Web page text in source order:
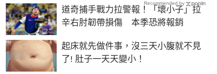
道奇捕手戰力拉警報！「壞小子」拉
辛右肘韌帶損傷 本季恐將報銷
起床就先做件事，沒三天小腹就不見
了! 肚子一天天變小！
PR
Recommended by